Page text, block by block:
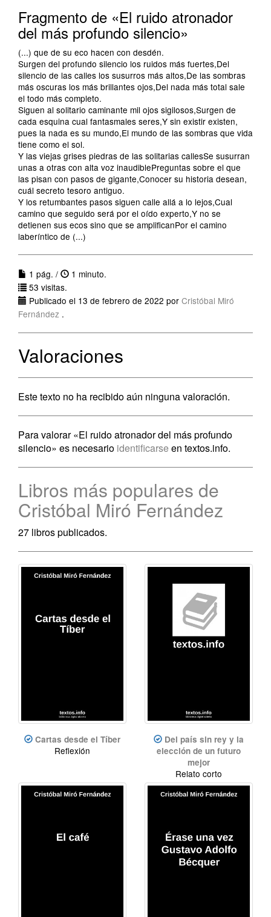
Fragmento de «El ruido atronador
del más profundo silencio»
(...) que de su eco hacen con desdén.
Surgen del profundo silencio los ruidos más fuertes,Del
silencio de las calles los susurros más altos,De las sombras
más oscuras los más brillantes ojos,Del nada más total sale
el todo más completo.
Siguen al solitario caminante mil ojos sigilosos,Surgen de
cada esquina cual fantasmales seres,Y sin existir existen,
pues la nada es su mundo,El mundo de las sombras que vida
tiene como el sol.
Y las viejas grises piedras de las solitarias callesSe susurran
unas a otras con alta voz inaudiblePreguntas sobre el que
las pisan con pasos de gigante,Conocer su historia desean,
cuál secreto tesoro antiguo.
Y los retumbantes pasos siguen calle allá a lo lejos,Cual
camino que seguido será por el oído experto,Y no se
detienen sus ecos sino que se amplificanPor el camino
laberíntico de (...)
1 pág. /
1 minuto.
53 visitas.
Publicado el 13 de febrero de 2022 por Cristóbal Miró
Fernández .
Valoraciones
Este texto no ha recibido aún ninguna valoración.
Para valorar «El ruido atronador del más profundo
silencio» es necesario identificarse en textos.info.
Libros más populares de
Cristóbal Miró Fernández
27 libros publicados.
Cartas desde el Tíber
Reflexión
Del país sin rey y la
elección de un futuro
mejor
Relato corto